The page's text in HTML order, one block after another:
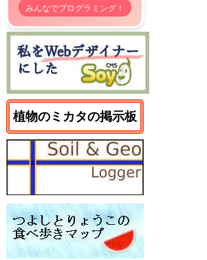
みんなでプログラミング！
植物のミカタの掲示板